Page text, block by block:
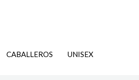
CABALLEROS UNISEX